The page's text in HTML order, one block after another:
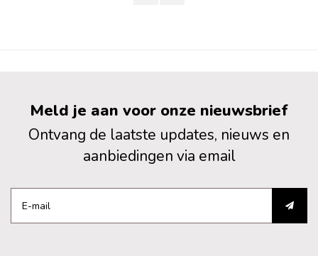
Meld je aan voor onze nieuwsbrief
Ontvang de laatste updates, nieuws en
aanbiedingen via email